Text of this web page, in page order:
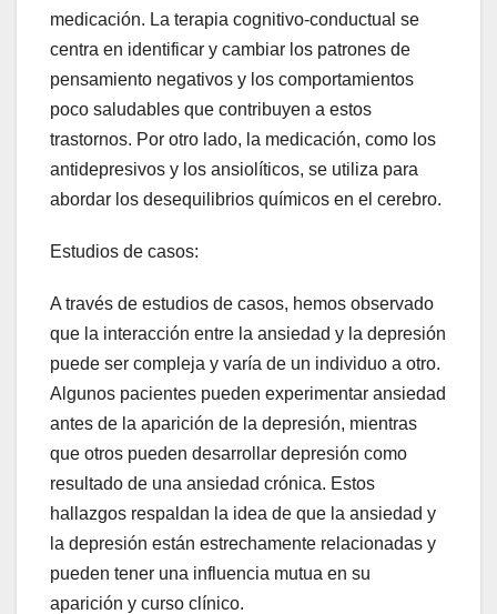
medicación. La terapia cognitivo-conductual se
centra en identificar y cambiar los patrones de
pensamiento negativos y los comportamientos
poco saludables que contribuyen a estos
trastornos. Por otro lado, la medicación, como los
antidepresivos y los ansiolíticos, se utiliza para
abordar los desequilibrios químicos en el cerebro.
Estudios de casos:
A través de estudios de casos, hemos observado
que la interacción entre la ansiedad y la depresión
puede ser compleja y varía de un individuo a otro.
Algunos pacientes pueden experimentar ansiedad
antes de la aparición de la depresión, mientras
que otros pueden desarrollar depresión como
resultado de una ansiedad crónica. Estos
hallazgos respaldan la idea de que la ansiedad y
la depresión están estrechamente relacionadas y
pueden tener una influencia mutua en su
aparición y curso clínico.